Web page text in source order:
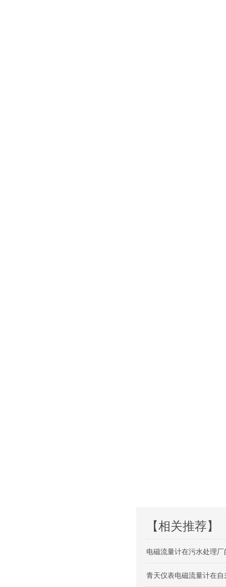
【相关推荐】
电磁流量计在污水处理
青天仪表电磁流量计在